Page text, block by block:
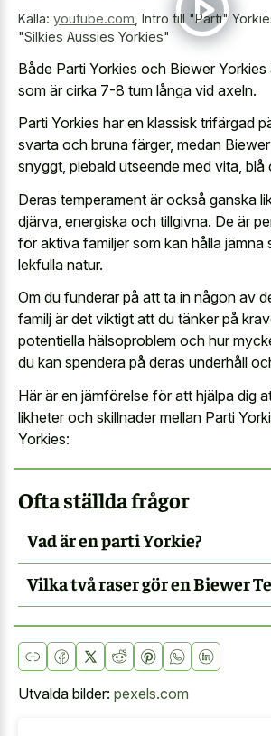
Källa: youtube.com, Intro till "Parti"
"Silkies Aussies Yorkies"
Både Parti Yorkies och Biewer Yorkies
som är cirka 7-8 tum långa vid axeln.
Parti Yorkies har en klassisk trifärgad
svarta och bruna färger, medan
snyggt, piebald utseende med vita, blå
Deras temperament är också ganska
djärva, energiska och tillgivna. De är
för aktiva familjer som kan hålla jämna
lekfulla natur.
Om du funderar på att ta in någon av
familj är det viktigt att du tänker på
potentiella hälsoproblem och hur
du kan spendera på deras underhåll
Här är en jämförelse för att hjälpa dig
likheter och skillnader mellan Parti
Yorkies:
Ofta ställda frågor
Vad är en parti Yorkie?
Vilka två raser gör en Biewer
Utvalda bilder: pexels.com